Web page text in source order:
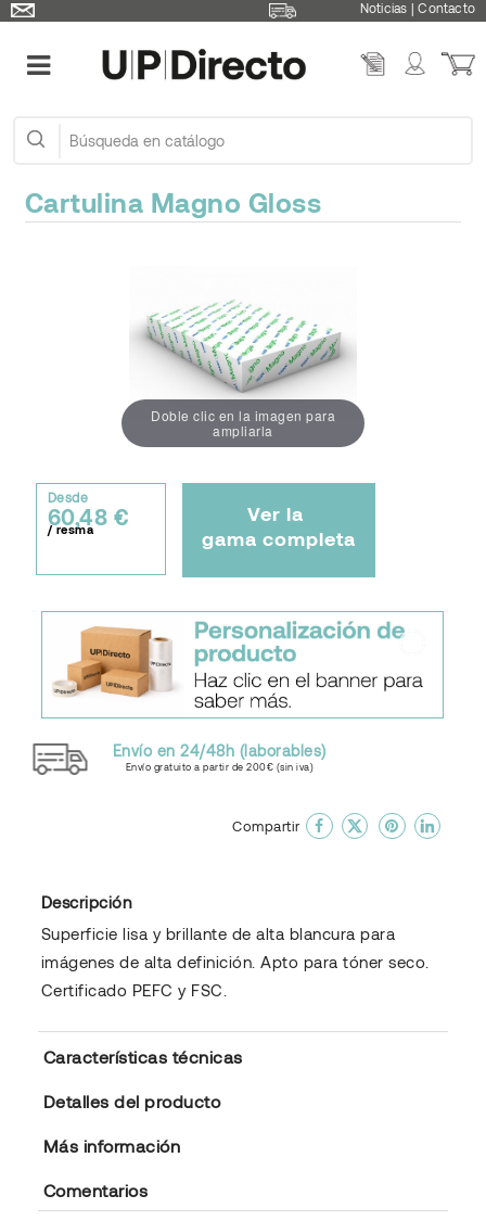
Noticias |Contacto
Cartulina Magno Gloss
Doble clic en la imagen para
ampliarla
Desde
60,48 €
/ resma
Ver la
gama completa
Envío en 24/48h (laborables)
Envío gratuito a partir de 200€ (sin iva)
Compartir
Descripción
Superficie lisa y brillante de alta blancura para
imágenes de alta definición. Apto para tóner seco.
Certificado PEFC y FSC.
Características técnicas
Detalles del producto
Más información
Comentarios